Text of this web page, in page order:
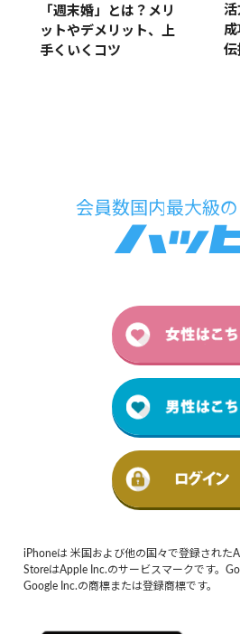
「週末婚」とは？メリ
ットやデメリット、上
手くいくコツ
活
成
伝
iPhoneは 米国および他の国々で登録された
StoreはApple Inc.のサービスマークです。
Google Inc.の商標または登録商標です。